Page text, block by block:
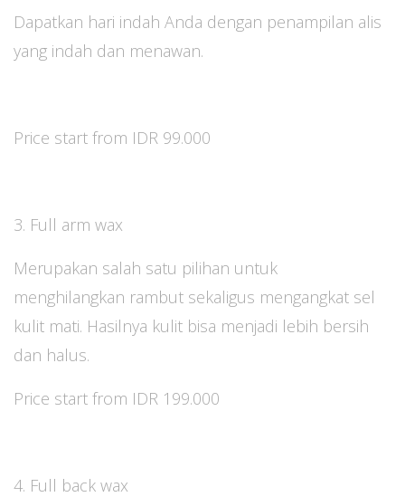
Dapatkan hari indah Anda dengan penampilan alis
yang indah dan menawan.
Price start from IDR 99.000
3. Full arm wax
Merupakan salah satu pilihan untuk
menghilangkan rambut sekaligus mengangkat sel
kulit mati. Hasilnya kulit bisa menjadi lebih bersih
dan halus.
Price start from IDR 199.000
4. Full back wax